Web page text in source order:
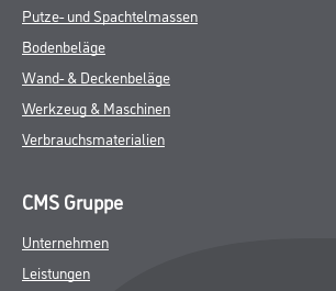
Putze- und Spachtelmassen
Bodenbeläge
Wand- & Deckenbeläge
Werkzeug & Maschinen
Verbrauchsmaterialien
CMS Gruppe
Unternehmen
Leistungen